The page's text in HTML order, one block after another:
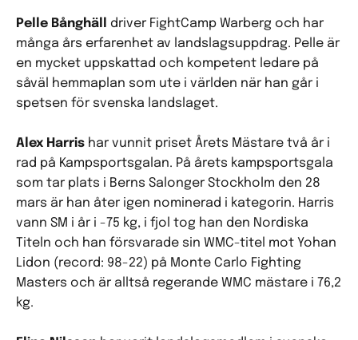
Pelle Bånghäll
driver FightCamp Warberg och har
många års erfarenhet av landslagsuppdrag. Pelle är
en mycket uppskattad och kompetent ledare på
såväl hemmaplan som ute i världen när han går i
spetsen för svenska landslaget.
Alex Harris har vunnit priset Årets Mästare två år i
rad på Kampsportsgalan. På årets kampsportsgala
som tar plats i Berns Salonger Stockholm den 28
mars är han åter igen nominerad i kategorin. Harris
vann SM i år i -75 kg, i fjol tog han den Nordiska
Titeln och han försvarade sin WMC-titel mot Yohan
Lidon (record: 98-22) på Monte Carlo Fighting
Masters och är alltså regerande WMC mästare i 76,2
kg.